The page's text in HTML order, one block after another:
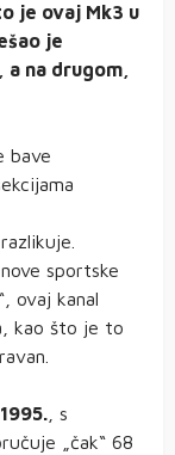
je ovaj Mk3 u
je
na drugom,
bave
sportske
ovaj kanal
kao što je to
, s
„čak“ 68